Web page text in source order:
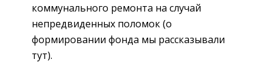
коммунального ремонта на случай
непредвиденных поломок (о
формировании фонда мы рассказывали
тут).